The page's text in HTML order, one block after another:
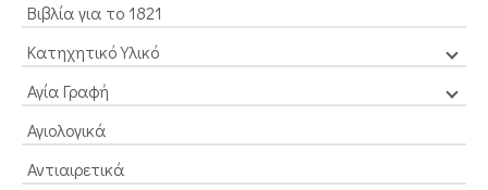
Βιβλία για το 1821
Κατηχητικό Υλικό
Αγία Γραφή
Αγιολογικά
Αντιαιρετικά